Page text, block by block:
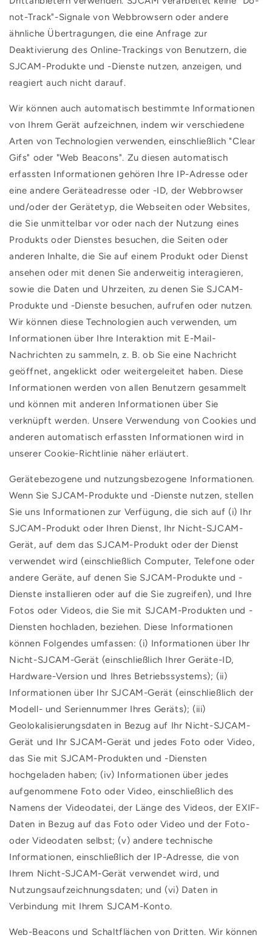
not-Track"-Signale von Webbrowsern oder andere
ähnliche Übertragungen, die eine Anfrage zur
Deaktivierung des Online-Trackings von Benutzern, die
SJCAM-Produkte und -Dienste nutzen, anzeigen, und
reagiert auch nicht darauf.
Wir können auch automatisch bestimmte Informationen
von Ihrem Gerät aufzeichnen, indem wir verschiedene
Arten von Technologien verwenden, einschließlich "Clear
Gifs" oder "Web Beacons". Zu diesen automatisch
erfassten Informationen gehören Ihre IP-Adresse oder
eine andere Geräteadresse oder -ID, der Webbrowser
und/oder der Gerätetyp, die Webseiten oder Websites,
die Sie unmittelbar vor oder nach der Nutzung eines
Produkts oder Dienstes besuchen, die Seiten oder
anderen Inhalte, die Sie auf einem Produkt oder Dienst
ansehen oder mit denen Sie anderweitig interagieren,
sowie die Daten und Uhrzeiten, zu denen Sie SJCAM-
Produkte und -Dienste besuchen, aufrufen oder nutzen.
Wir können diese Technologien auch verwenden, um
Informationen über Ihre Interaktion mit E-Mail-
Nachrichten zu sammeln, z. B. ob Sie eine Nachricht
geöffnet, angeklickt oder weitergeleitet haben. Diese
Informationen werden von allen Benutzern gesammelt
und können mit anderen Informationen über Sie
verknüpft werden. Unsere Verwendung von Cookies und
anderen automatisch erfassten Informationen wird in
unserer Cookie-Richtlinie näher erläutert.
Gerätebezogene und nutzungsbezogene Informationen.
Wenn Sie SJCAM-Produkte und -Dienste nutzen, stellen
Sie uns Informationen zur Verfügung, die sich auf (i) Ihr
SJCAM-Produkt oder Ihren Dienst, Ihr Nicht-SJCAM-
Gerät, auf dem das SJCAM-Produkt oder der Dienst
verwendet wird (einschließlich Computer, Telefone oder
andere Geräte, auf denen Sie SJCAM-Produkte und -
Dienste installieren oder auf die Sie zugreifen), und Ihre
Fotos oder Videos, die Sie mit SJCAM-Produkten und -
Diensten hochladen, beziehen. Diese Informationen
können Folgendes umfassen: (i) Informationen über Ihr
Nicht-SJCAM-Gerät (einschließlich Ihrer Geräte-ID,
Hardware-Version und Ihres Betriebssystems); (ii)
Informationen über Ihr SJCAM-Gerät (einschließlich der
Modell- und Seriennummer Ihres Geräts); (iii)
Geolokalisierungsdaten in Bezug auf Ihr Nicht-SJCAM-
Gerät und Ihr SJCAM-Gerät und jedes Foto oder Video,
das Sie mit SJCAM-Produkten und -Diensten
hochgeladen haben; (iv) Informationen über jedes
aufgenommene Foto oder Video, einschließlich des
Namens der Videodatei, der Länge des Videos, der EXIF-
Daten in Bezug auf das Foto oder Video und der Foto-
oder Videodaten selbst; (v) andere technische
Informationen, einschließlich der IP-Adresse, die von
Ihrem Nicht-SJCAM-Gerät verwendet wird, und
Nutzungsaufzeichnungsdaten; und (vi) Daten in
Verbindung mit Ihrem SJCAM-Konto.
Web-Beacons und Schaltflächen von Dritten. Wir können